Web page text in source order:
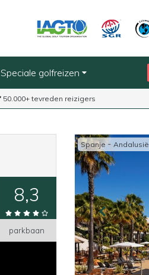
Speciale golfreizen
50.000+ tevreden reizigers
8,3
parkbaan
Spanje- Andalusië